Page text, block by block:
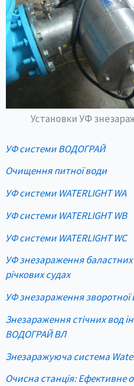
Установки УФ
УФ системи ВОДОГРАЙ
Очищення питної води
УФ системи WATERLIGHT WA
УФ системи WATERLIGHT WB
УФ системи WATERLIGHT WC
УФ знезараження
річкових судах
УФ знезараження зворотної
Знезараження стічних вод
ВОДОГРАЙ ВЛ
Знезаражуюча система
Очисна станція: Ефективне